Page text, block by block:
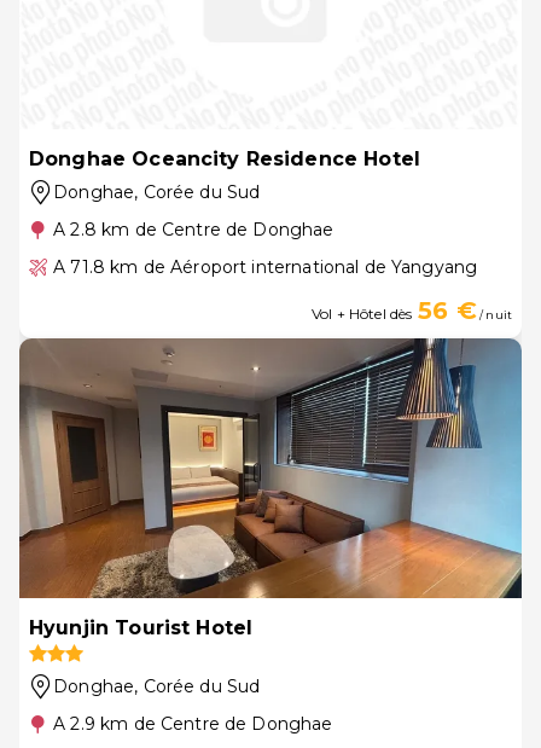
Donghae Oceancity Residence Hotel
Donghae, Corée du Sud
A 2.8 km de Centre de Donghae
A 71.8 km de Aéroport international de Yangyang
Vol + Hôtel dès 56 €/ nuit
Hyunjin Tourist Hotel
Donghae, Corée du Sud
A 2.9 km de Centre de Donghae